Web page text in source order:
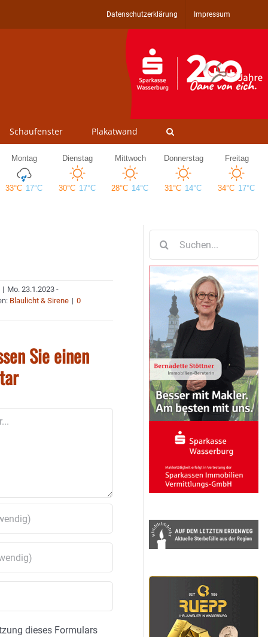
Datenschutzerklärung Impressum
Schaufenster Plakatwand
| Mo. 23.1.2023 -
Blaulicht & Sirene | 0
Sie einen
dieses Formulars
nach: